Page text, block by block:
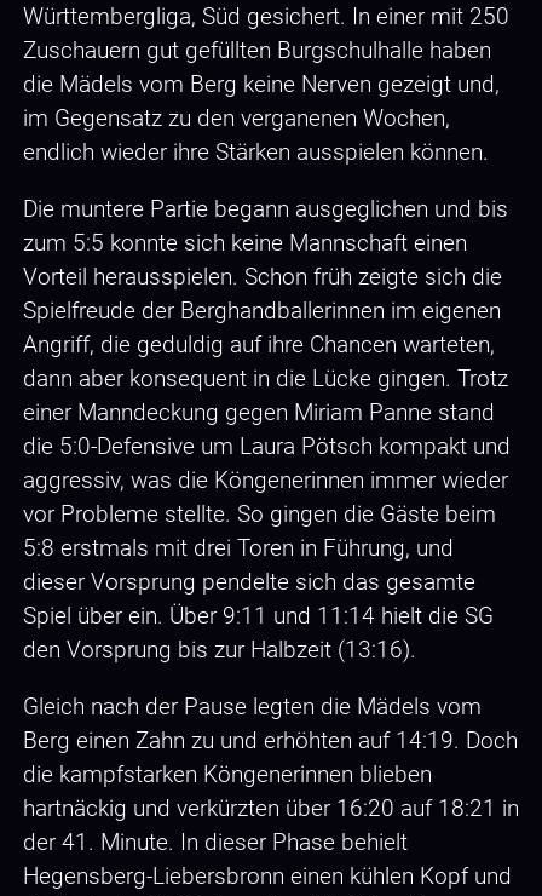
Württembergliga, Süd gesichert. In einer mit 250
Zuschauern gut gefüllten Burgschulhalle haben
die Mädels vom Berg keine Nerven gezeigt und,
im Gegensatz zu den verganenen Wochen,
endlich wieder ihre Stärken ausspielen können.
Die muntere Partie begann ausgeglichen und bis
zum 5:5 konnte sich keine Mannschaft einen
Vorteil herausspielen. Schon früh zeigte sich die
Spielfreude der Berghandballerinnen im eigenen
Angriff, die geduldig auf ihre Chancen warteten,
dann aber konsequent in die Lücke gingen. Trotz
einer Manndeckung gegen Miriam Panne stand
die 5:0-Defensive um Laura Pötsch kompakt und
aggressiv, was die Köngenerinnen immer wieder
vor Probleme stellte. So gingen die Gäste beim
5:8 erstmals mit drei Toren in Führung, und
dieser Vorsprung pendelte sich das gesamte
Spiel über ein. Über 9:11 und 11:14 hielt die SG
den Vorsprung bis zur Halbzeit (13:16).
Gleich nach der Pause legten die Mädels vom
Berg einen Zahn zu und erhöhten auf 14:19. Doch
die kampfstarken Köngenerinnen blieben
hartnäckig und verkürzten über 16:20 auf 18:21 in
der 41. Minute. In dieser Phase behielt
Hegensberg-Liebersbronn einen kühlen Kopf und